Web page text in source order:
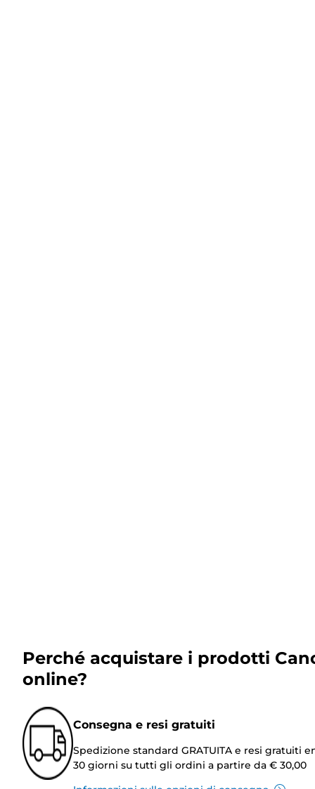
Perché acquistare i prodotti
online?
Consegna e resi gratuiti
Spedizione standard GRATUITA e resi gratuiti
30 giorni su tutti gli ordini a partire da € 30,00